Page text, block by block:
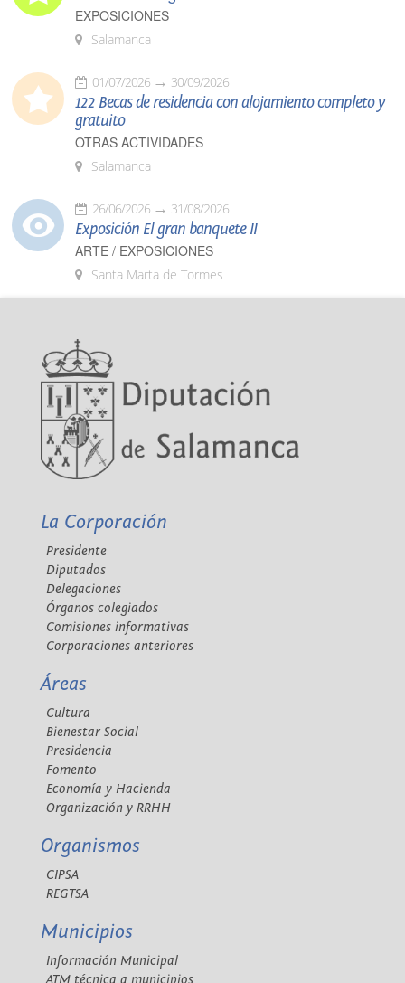
EXPOSICIONES
Salamanca
01/07/2026 30/09/2026
122 Becas de residencia con alojamiento completo y
gratuito
OTRAS ACTIVIDADES
Salamanca
26/06/2026 31/08/2026
Exposición El gran banquete II
ARTE / EXPOSICIONES
Santa Marta de Tormes
La Corporación
Presidente
Diputados
Delegaciones
Órganos colegiados
Comisiones informativas
Corporaciones anteriores
Áreas
Cultura
Bienestar Social
Presidencia
Fomento
Economía y Hacienda
Organización y RRHH
Organismos
CIPSA
REGTSA
Municipios
Información Municipal
ATM técnica a municipios